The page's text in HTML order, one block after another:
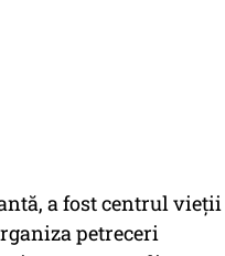
a fost centrul vieţii
petreceri